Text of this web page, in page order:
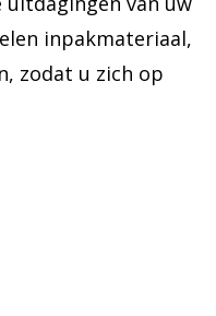
inpakmateriaal,
zodat u zich op